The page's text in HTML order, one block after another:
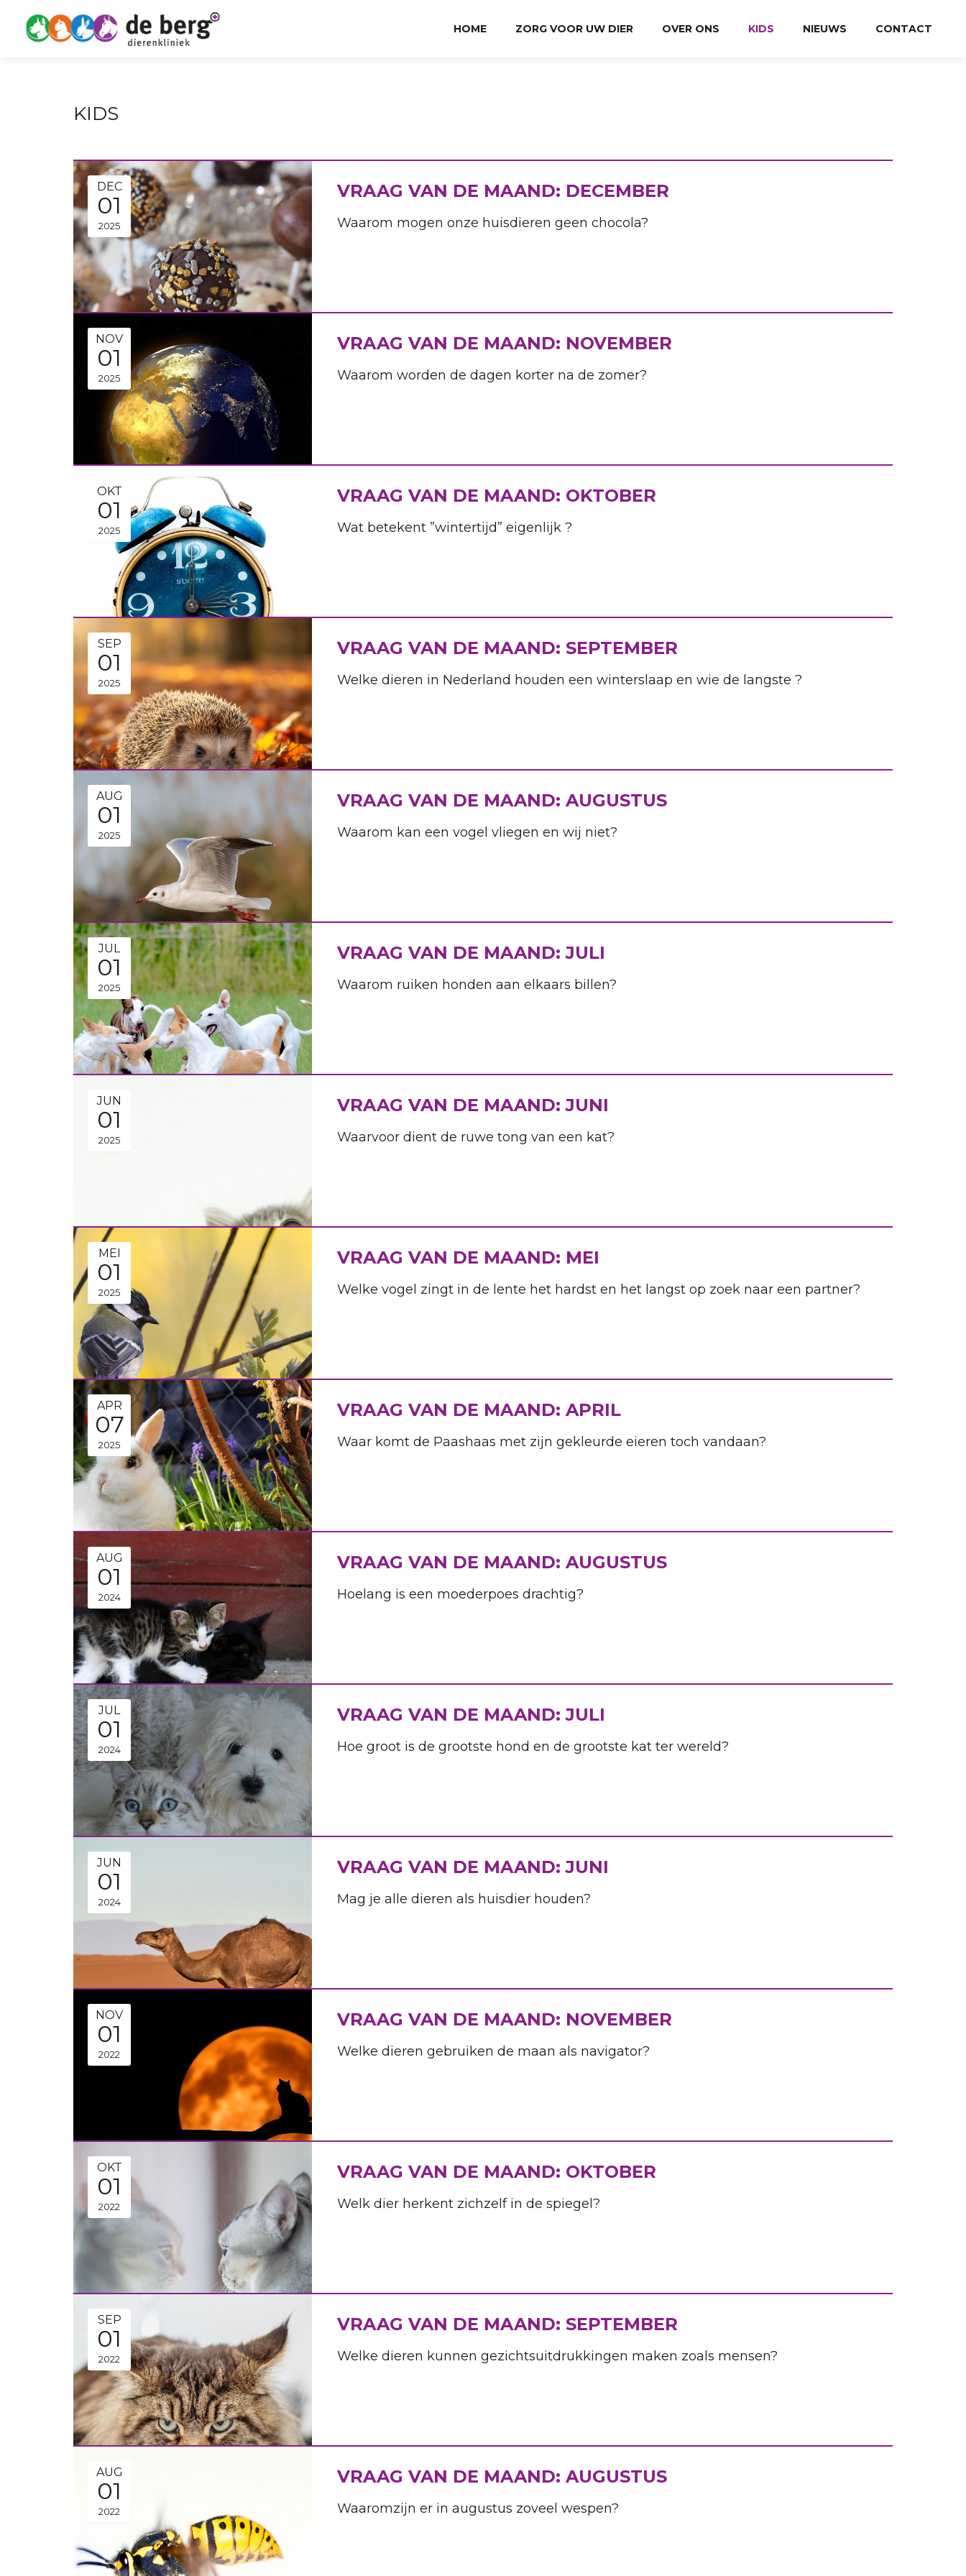
HOME ZORG VOOR UW DIER OVER ONS KIDS NIEUWS CONTACT
KIDS
VRAAG VAN DE MAAND: DECEMBER
DEC
01
2025 Waarom mogen onze huisdieren geen chocola?
VRAAG VAN DE MAAND: NOVEMBER
NOV
01
2025 Waarom worden de dagen korter na de zomer?
VRAAG VAN DE MAAND: OKTOBER
OKT
01
2025 Wat betekent ”wintertijd” eigenlijk ?
VRAAG VAN DE MAAND: SEPTEMBER
SEP
01
2025 Welke dieren in Nederland houden een winterslaap en wie de langste ?
VRAAG VAN DE MAAND: AUGUSTUS
AUG
01
2025 Waarom kan een vogel vliegen en wij niet?
VRAAG VAN DE MAAND: JULI
JUL
01
2025 Waarom ruiken honden aan elkaars billen?
VRAAG VAN DE MAAND: JUNI
JUN
01
2025 Waarvoor dient de ruwe tong van een kat?
VRAAG VAN DE MAAND: MEI
MEI
01
2025 Welke vogel zingt in de lente het hardst en het langst op zoek naar een partner?
VRAAG VAN DE MAAND: APRIL
APR
07
2025 Waar komt de Paashaas met zijn gekleurde eieren toch vandaan?
VRAAG VAN DE MAAND: AUGUSTUS
AUG
01
2024 Hoelang is een moederpoes drachtig?
VRAAG VAN DE MAAND: JULI
JUL
01
2024 Hoe groot is de grootste hond en de grootste kat ter wereld?
VRAAG VAN DE MAAND: JUNI
JUN
01
2024 Mag je alle dieren als huisdier houden?
VRAAG VAN DE MAAND: NOVEMBER
NOV
01
2022 Welke dieren gebruiken de maan als navigator?
VRAAG VAN DE MAAND: OKTOBER
OKT
01
2022 Welk dier herkent zichzelf in de spiegel?
VRAAG VAN DE MAAND: SEPTEMBER
SEP
01
2022 Welke dieren kunnen gezichtsuitdrukkingen maken zoals mensen?
VRAAG VAN DE MAAND: AUGUSTUS
AUG
01
2022 Waaromzijn er in augustus zoveel wespen?